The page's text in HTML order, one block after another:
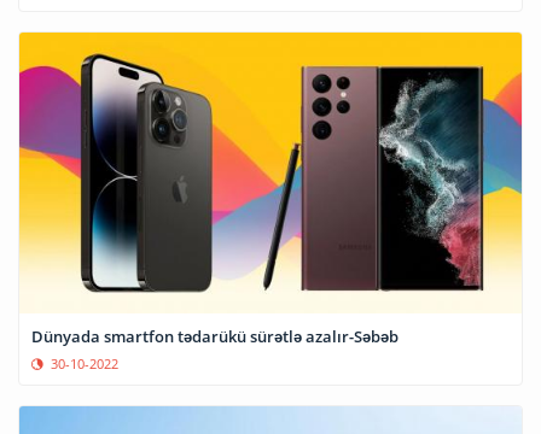
Dünyada smartfon tədarükü sürətlə azalır-Səbəb
30-10-2022